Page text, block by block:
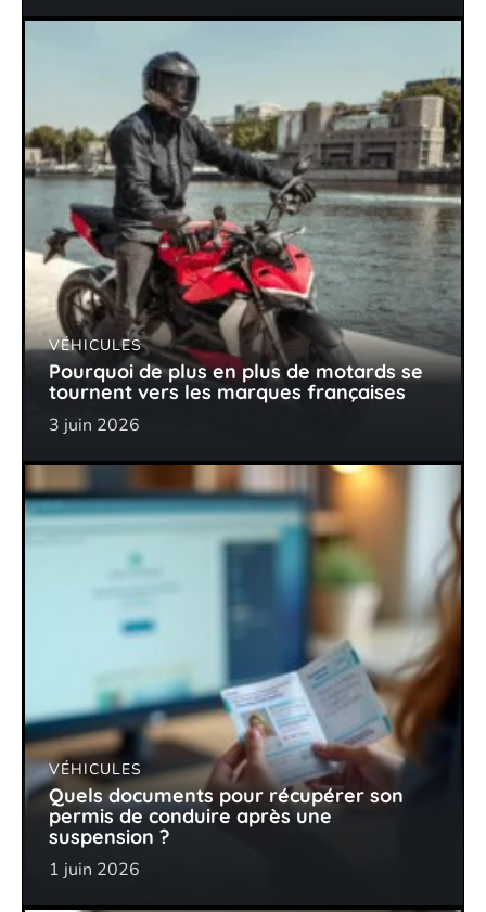
VÉHICULES
Pourquoi de plus en plus de motards se
tournent vers les marques françaises
3 juin 2026
VÉHICULES
Quels documents pour récupérer son
permis de conduire après une
suspension ?
1 juin 2026